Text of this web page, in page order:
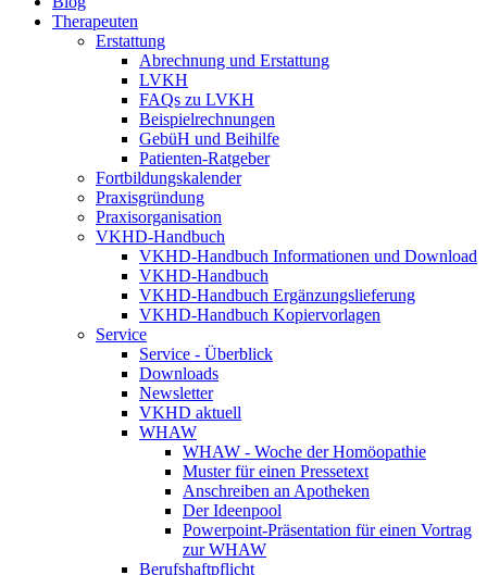
Therapeuten
Erstattung
Abrechnung und Erstattung
LVKH
FAQs zu LVKH
Beispielrechnungen
GebüH und Beihilfe
Patienten-Ratgeber
Fortbildungskalender
Praxisgründung
Praxisorganisation
VKHD-Handbuch
VKHD-Handbuch Informationen und Download
VKHD-Handbuch
VKHD-Handbuch Ergänzungslieferung
VKHD-Handbuch Kopiervorlagen
Service
Service - Überblick
Downloads
Newsletter
VKHD aktuell
WHAW
WHAW - Woche der Homöopathie
Muster für einen Pressetext
Anschreiben an Apotheken
Der Ideenpool
Powerpoint-Präsentation für einen Vortrag
zur WHAW
Berufshaftpflicht